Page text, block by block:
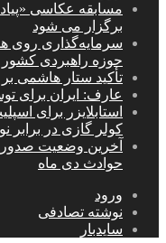
مسابقه عکاسی
برگزار می شود
حوزه راهبردی کشور
تأکید ستار هاشمی
عارف: ایران برای
استابلایزر برای
کولر گازی در برابر
آخرین وضعیت صدور
حوادث دی ماه
ورود
نوشته تصادفی
سایدبار